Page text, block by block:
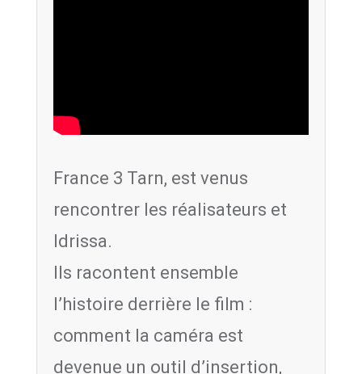
France 3 Tarn, est venus
rencontrer les réalisateurs et
Idrissa.
Ils racontent ensemble
l’histoire derrière le film :
comment la caméra est
devenue un outil d’insertion,